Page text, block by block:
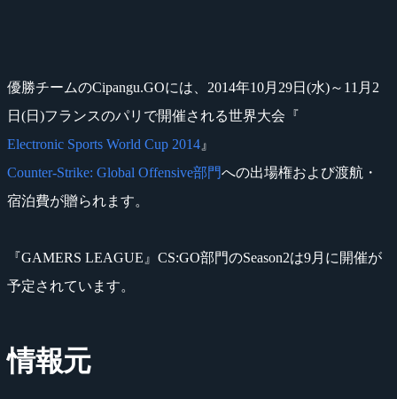
優勝チームのCipangu.GOには、2014年10月29日(水)～11月2
日(日)フランスのパリで開催される世界大会『
Electronic Sports World Cup 2014』
Counter-Strike: Global Offensive部門への出場権および渡航・
宿泊費が贈られます。
『GAMERS LEAGUE』CS:GO部門のSeason2は9月に開催が
予定されています。
情報元